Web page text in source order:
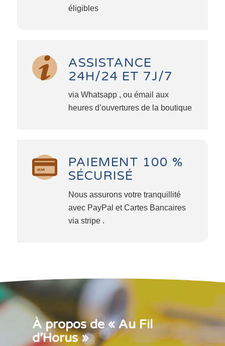
éligibles
ASSISTANCE
24H/24 ET 7J/7
via Whatsapp , ou émail aux
heures d’ouvertures de la boutique
PAIEMENT 100 %
SÉCURISÉ
Nous assurons votre tranquillité
avec PayPal et Cartes Bancaires
via stripe .
À propos de « Au Fil
d’Horus »